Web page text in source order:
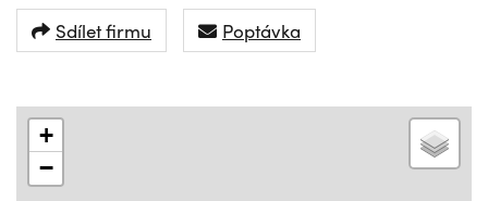
Sdílet firmu Poptávka
+
−